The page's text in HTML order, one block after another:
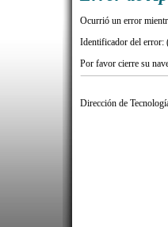
Ocurrió un error
Identificador del error:
Por favor cierre su
Dirección de